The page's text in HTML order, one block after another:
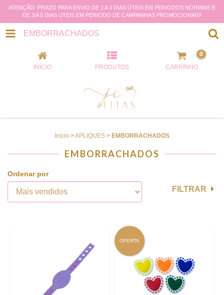
ATENÇÃO: PRAZO PARA ENVIO DE 1 A 3 DIAS ÚTEIS EM PERIODOS NORMAIS E
DE 3 A 5 DIAS UTEIS EM PERIODO DE CAMPANHAS PROMOCIONAIS!
EMBORRACHADOS
INÍCIO PRODUTOS CARRINHO
0
Início >APLIQUES > EMBORRACHADOS
EMBORRACHADOS
Ordenar por
FILTRAR
OFERTA